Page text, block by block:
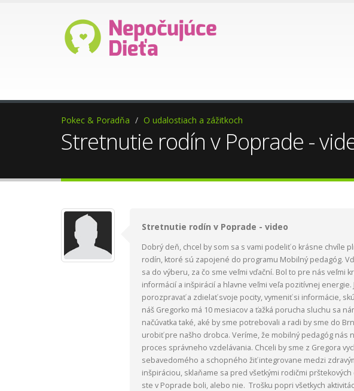
Ako darovať 2%?
Pokec & Poradňa O udalostiach a zážitkoch
Stretnutie rodín v Poprade -
Stretnutie rodín v Poprade - video
Dobrý deň, chcel by som sa s vami podeliť o krásne chvíle
rodín, ktoré sú zapojené do programu Mobilný pedagóg.
sa do výberu, za čo sme veľmi vďační. Bol to pre nás veľmi
informácií a inšpirácií a hlavne veľmi veľa pozitívnej
porozpravať a zdielať svoje pocity, vymeniť si informácie,
náš Gregorko má 10 mesiacov a ťažká porucha sluchu sa
načúvatka také, aké by sme potrebovali a radi by sme do
urobiť pre našho drobca. Veríme, že mobilný pedagóg
proces správneho vzdelávania. Chceli by sme z Gregora
sebavedomého a schopného žiť integrovane medzi
inšpiráciou, sklaňame sa pred všetkými rodičmi
ste v Poprade boli, alebo nie. Trošku popri všetkych